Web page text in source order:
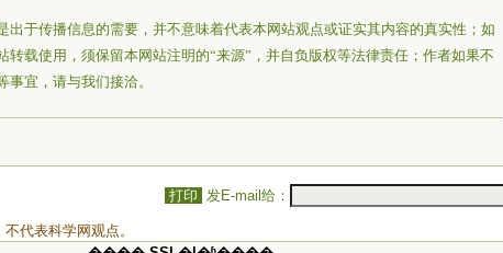
出于传播信息的需要，并不意味着代表本网站观点或证实其内容的真实性；如
转载使用，须保留本网站注明的“来源”，并自负版权等法律责任；作者如果不
宜，请与我们接洽。
打印 发E-mail给：
代表科学网观点。